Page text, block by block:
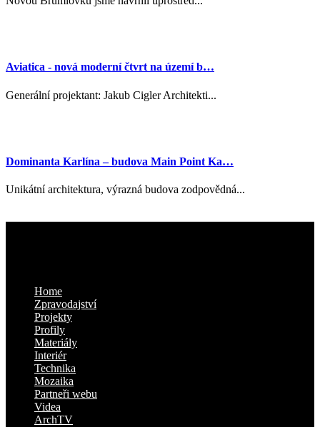
Aviatica - nová moderní čtvrt na území b…
Generální projektant: Jakub Cigler Architekti...
Dominanta Karlína – budova Main Point Ka…
Unikátní architektura, výrazná budova zodpovědná...
Home
Zpravodajství
Projekty
Profily
Materiály
Interiér
Technika
Mozaika
Partneři webu
Videa
ArchTV